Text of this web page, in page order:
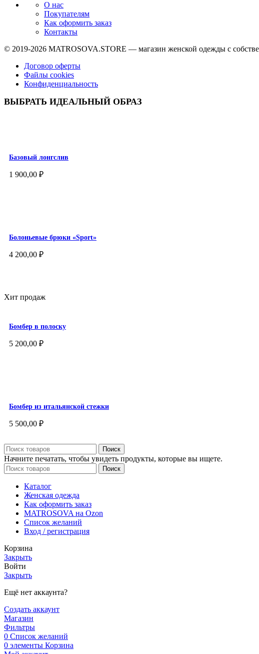
О нас
Покупателям
Как оформить заказ
Контакты
© 2019-2026 MATROSOVA.STORE — магазин женской одежды с
Договор оферты
Файлы cookies
Конфиденциальность
ВЫБРАТЬ ИДЕАЛЬНЫЙ ОБРАЗ
Базовый лонгслив
1 900,00 ₽
Болоньевые брюки «Sport»
4 200,00 ₽
Хит продаж
Бомбер в полоску
5 200,00 ₽
Бомбер из итальянской стежки
5 500,00 ₽
Поиск
Начните печатать, чтобы увидеть продукты, которые вы ищете.
Поиск
Каталог
Женская одежда
Как оформить заказ
MATROSOVA на Ozon
Список желаний
Вход / регистрация
Корзина
Закрыть
Войти
Закрыть
Ещё нет аккаунта?
Создать аккаунт
Магазин
Фильтры
0 Список желаний
0 элементы Корзина